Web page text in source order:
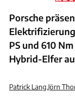
Porsche
PS und 610
Hybrid-Elfer
Patrick Lang,Jörn